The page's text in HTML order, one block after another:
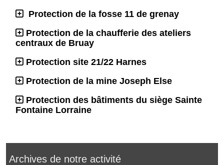
Protection de la fosse 11 de grenay
Protection de la chaufferie des ateliers
centraux de Bruay
Protection site 21/22 Harnes
Protection de la mine Joseph Else
Protection des bâtiments du siège Sainte
Fontaine Lorraine
Archives de notre activité